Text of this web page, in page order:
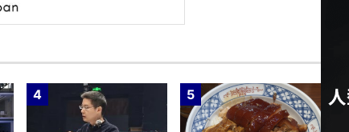
4 5